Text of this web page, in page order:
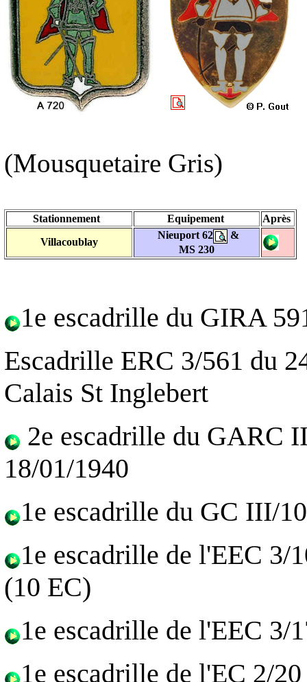
(Mousquetaire Gris)
Stationnement Equipement
Après
Villacoublay
Nieuport 62
&
MS 230
1e escadrille du GIRA
Escadrille ERC 3/561 du
Calais St Inglebert
2e escadrille du GARC
18/01/1940
1e escadrille du GC III/
1e escadrille de l'EEC 3/
(10 EC)
1e escadrille de l'EEC 3/
1e escadrille de l'EC 2/